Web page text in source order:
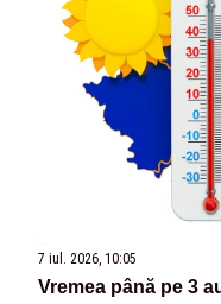
7 iul. 2026, 10:05
Vremea până pe 3